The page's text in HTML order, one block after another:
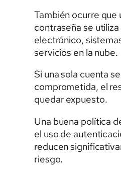
También ocurre que
contraseña se
electrónico,
servicios en la nube.
Si una sola cuenta
comprometida, el
quedar expuesto.
Una buena política
el uso de
reducen
riesgo.